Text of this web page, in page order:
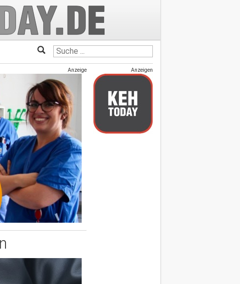
Anzeige Anzeigen